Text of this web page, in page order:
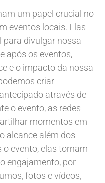
um papel crucial no
eventos locais. Elas
para divulgar nossa
após os eventos,
e o impacto da nossa
criar
através de
o evento, as redes
momentos em
alcance além dos
o evento, elas tornam-
engajamento, por
fotos e vídeos,